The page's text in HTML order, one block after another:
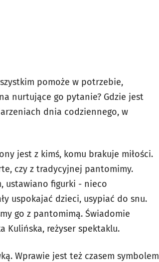
pomoże w potrzebie,
nurtujące go pytanie? Gdzie jest
dnia codziennego, w
jest z kimś, komu brakuje miłości.
czy z tradycyjnej pantomimy.
ustawiano figurki - nieco
uspokajać dzieci, usypiać do snu.
go z pantomimą. Świadomie
Kulińska, reżyser spektaklu.
Wprawie jest też czasem symbolem